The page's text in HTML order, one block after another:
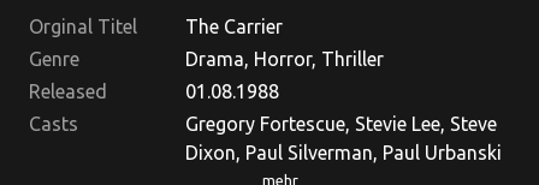
Orginal Titel
The Carrier
Genre
Drama, Horror, Thriller
Released
01.08.1988
Casts
Gregory Fortescue, Stevie Lee, Steve
Dixon, Paul Silverman, Paul Urbanski
mehr